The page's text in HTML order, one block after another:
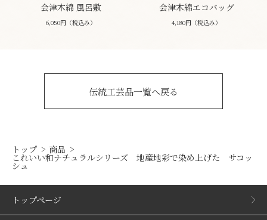
会津木綿 風呂敷
6,050円（税込み）
会津木綿エコバッグ
4,180円（税込み）
伝統工芸品一覧へ戻る
トップ 商品
これいい和ナチュラルシリーズ 地産地彩で染め上げた サコッ
シュ
トップページ